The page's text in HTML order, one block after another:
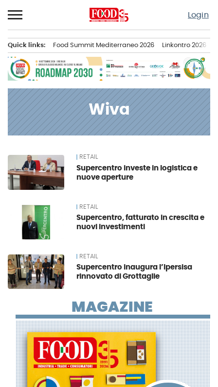
al
contenuto
Login
principale
Quick links: Food Summit Mediterraneo 2026 Linkontro 2026
Wiva
News RETAIL
Supercentro investe in logistica e
nuove aperture
RETAIL
Supercentro, fatturato in crescita e
nuovi investimenti
RETAIL
Supercentro inaugura l’Ipersisa
rinnovato di Grottaglie
MAGAZINE